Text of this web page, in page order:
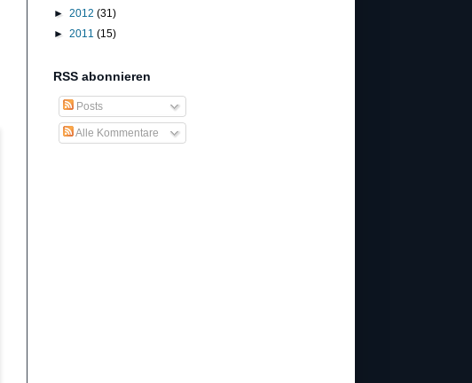
► 2012 (31)
► 2011 (15)
RSS abonnieren
Posts
Alle Kommentare